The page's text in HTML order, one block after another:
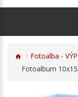
Fotoalba -
Fotoalbum